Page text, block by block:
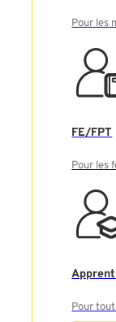
Pour les
FE/FPT
Pour les
Pour